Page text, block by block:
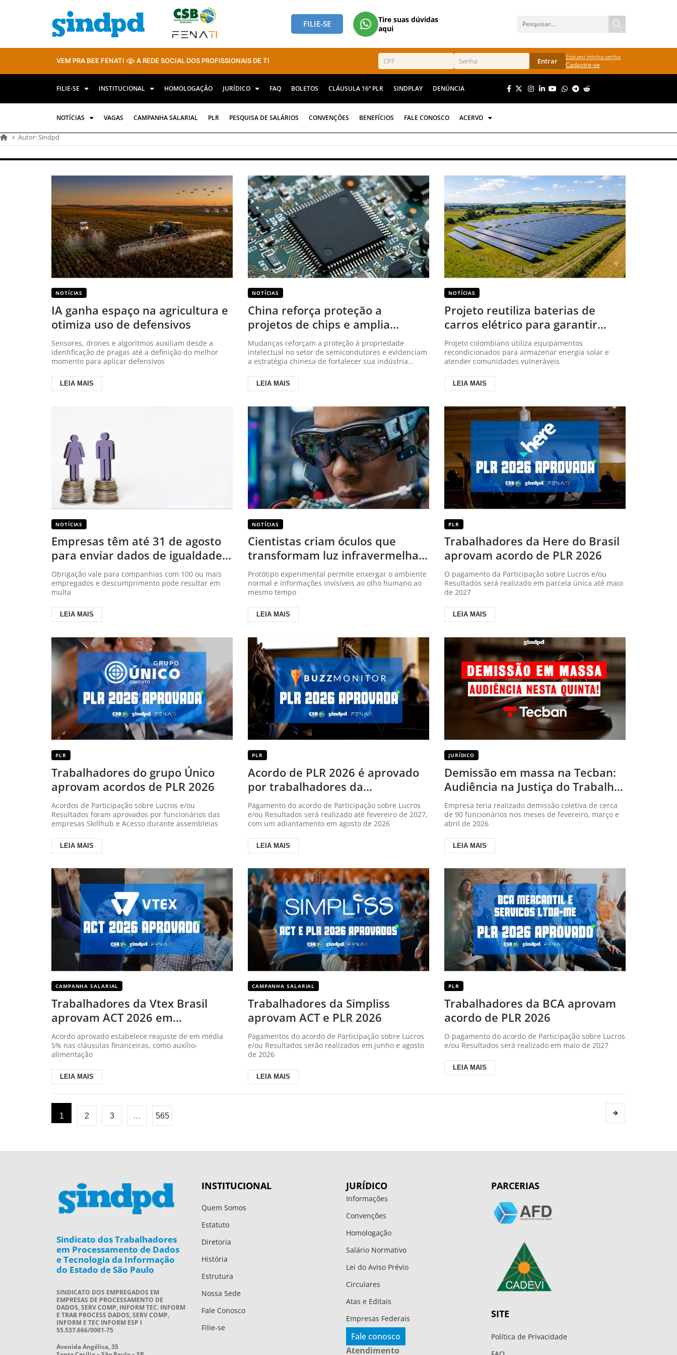
FILIE-SE
Tire suas dúvidas
aqui
VEM PRA BEE FENATI A REDE SOCIAL DOS PROFISSIONAIS DE TI Entrar Esqueci minha senha
Cadastre-se
FILIE-SE INSTITUCIONAL HOMOLOGAÇÃO JURÍDICO FAQ BOLETOS CLÁUSULA 16ª PLR SINDPLAY DENÚNCIA
NOTÍCIAS VAGAS CAMPANHA SALARIAL PLR PESQUISA DE SALÁRIOS CONVENÇÕES BENEFÍCIOS FALE CONOSCO ACERVO
Autor:Sindpd
NOTÍCIAS
IA ganha espaço na agricultura e
otimiza uso de defensivos
Sensores, drones e algoritmos auxiliam desde a
identificação de pragas até a definição do melhor
momento para aplicar defensivos
LEIA MAIS
NOTÍCIAS
China reforça proteção a
projetos de chips e amplia
punições por cópias
Mudanças reforçam a proteção à propriedade
intelectual no setor de semicondutores e evidenciam
a estratégia chinesa de fortalecer sua indústria
LEIA MAIS
NOTÍCIAS
Projeto reutiliza baterias de
carros elétrico para garantir
energia em áreas rurais
Projeto colombiano utiliza equipamentos
recondicionados para armazenar energia solar e
atender comunidades vulneráveis
LEIA MAIS
NOTÍCIAS
Empresas têm até 31 de agosto
para enviar dados de igualdade
salarial
Obrigação vale para companhias com 100 ou mais
empregados e descumprimento pode resultar em
multa
LEIA MAIS
NOTÍCIAS
Cientistas criam óculos que
transformam luz infravermelha
em cores visíveis
Protótipo experimental permite enxergar o ambiente
normal e informações invisíveis ao olho humano ao
mesmo tempo
LEIA MAIS
PLR
Trabalhadores da Here do Brasil
aprovam acordo de PLR 2026
O pagamento da Participação sobre Lucros e/ou
Resultados será realizado em parcela única até maio
de 2027
LEIA MAIS
PLR
Trabalhadores do grupo Único
aprovam acordos de PLR 2026
Acordos de Participação sobre Lucros e/ou
Resultados foram aprovados por funcionários das
empresas Skillhub e Acesso durante assembleias
LEIA MAIS
PLR
Acordo de PLR 2026 é aprovado
por trabalhadores da
Buzzmonitor
Pagamento do acordo de Participação sobre Lucros
e/ou Resultados será realizado até fevereiro de 2027,
com um adiantamento em agosto de 2026
LEIA MAIS
JURÍDICO
Demissão em massa na Tecban:
Audiência na Justiça do Trabalho
é nesta quinta
Empresa teria realizado demissão coletiva de cerca
de 90 funcionários nos meses de fevereiro, março e
abril de 2026
LEIA MAIS
CAMPANHA SALARIAL
Trabalhadores da Vtex Brasil
aprovam ACT 2026 em
assembleia do Sindpd
Acordo aprovado estabelece reajuste de em média
5% nas cláusulas financeiras, como auxílio-
alimentação
LEIA MAIS
CAMPANHA SALARIAL
Trabalhadores da Simpliss
aprovam ACT e PLR 2026
Pagamentos do acordo de Participação sobre Lucros
e/ou Resultados serão realizados em junho e agosto
de 2026
LEIA MAIS
PLR
Trabalhadores da BCA aprovam
acordo de PLR 2026
O pagamento do acordo de Participação sobre Lucros
e/ou Resultados será realizado em maio de 2027
LEIA MAIS
1 2 3 … 565
Sindicato dos Trabalhadores
em Processamento de Dados
e Tecnologia da Informação
do Estado de São Paulo
SINDICATO DOS EMPREGADOS EM
EMPRESAS DE PROCESSAMENTO DE
DADOS, SERV COMP, INFORM TEC. INFORM
E TRAB PROCESS DADOS, SERV COMP,
INFORM E TEC INFORM ESP I
55.537.666/0001-75
Avenida Angélica, 35
INSTITUCIONAL
Quem Somos
Estatuto
Diretoria
História
Estrutura
Nossa Sede
Fale Conosco
Filie-se
JURÍDICO
Informações
Convenções
Homologação
Salário Normativo
Lei do Aviso Prévio
Circulares
Atas e Editais
Empresas Federais
Fale conosco
Atendimento
PARCERIAS
SITE
Política de Privacidade